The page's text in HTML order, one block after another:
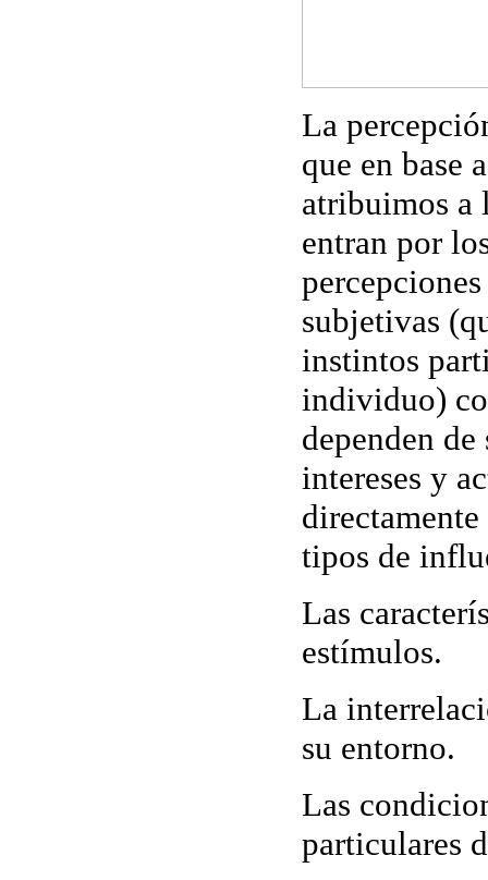
La
que en base
atribuimos a
entran por
subjetivas
instintos
individuo)
dependen
intereses y
tipos de
Las
estímulos.
La
su entorno.
Las
particulares